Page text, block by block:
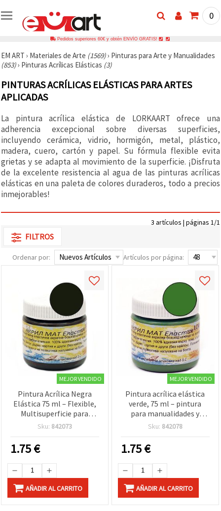
0
Pedidos superiores 60€ y obtén ENVÍO GRATIS!
EM ART › Materiales de Arte (1569)› Pinturas para Arte y Manualidades
(853)› Pinturas Acrílicas Elásticas (3)
PINTURAS ACRÍLICAS ELÁSTICAS PARA ARTES
APLICADAS
La pintura acrílica elástica de LORKAART ofrece una
adherencia excepcional sobre diversas superficies,
incluyendo cerámica, vidrio, hormigón, metal, plástico,
madera, cuero, cartón y papel. Su fórmula flexible evita
grietas y se adapta al movimiento de la superficie. ¡Disfruta
de la excelente resistencia al agua de las pinturas acrílicas
elásticas en una paleta de colores duraderos, todo a precios
inmejorables!
3 artículos | páginas 1/1
FILTROS
Ordenar por: Artículos por página:
MEJOR VENDIDO
Pintura Acrílica Negra
Elástica 75 ml – Flexible,
Multisuperficie para
Manualidades en Lienzo,
Sku: 842073
1.75€
AÑADIR AL CARRITO
MEJOR VENDIDO
Pintura acrílica elástica
verde, 75 ml – pintura
para manualidades y
bricolaje, flexible y
madera y papel
Sku: 842078
1.75€
AÑADIR AL CARRITO